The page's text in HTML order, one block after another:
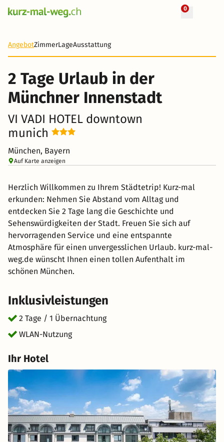
0 + 23 Fotos
AngebotZimmerLageAusstattung
2 Tage Urlaub in der
Münchner Innenstadt
VI VADI HOTEL downtown
munich
München, Bayern
Auf Karte anzeigen
Herzlich Willkommen zu Ihrem Städtetrip! Kurz-mal
erkunden: Nehmen Sie Abstand vom Alltag und
entdecken Sie 2 Tage lang die Geschichte und
Sehenswürdigkeiten der Stadt. Freuen Sie sich auf
hervorragenden Service und eine entspannte
Atmosphäre für einen unvergesslichen Urlaub. kurz-mal-
weg.de wünscht Ihnen einen tollen Aufenthalt im
schönen München.
Inklusivleistungen
2 Tage / 1 Übernachtung
WLAN-Nutzung
Ihr Hotel